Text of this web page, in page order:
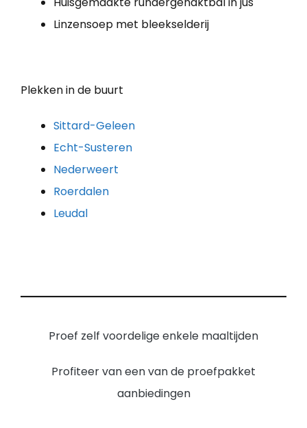
Linzensoep met bleekselderij
Plekken in de buurt
Sittard-Geleen
Echt-Susteren
Nederweert
Roerdalen
Leudal
Proef zelf voordelige enkele maaltijden
Profiteer van een van de proefpakket
aanbiedingen